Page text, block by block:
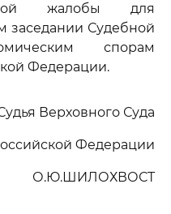
жалобы для
заседании Судебной
спорам
Федерации.
Верховного Суда
Федерации
О.Ю.ШИЛОХВОСТ